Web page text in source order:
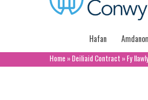
Hafan
Home »Deiliaid Contract »Fy